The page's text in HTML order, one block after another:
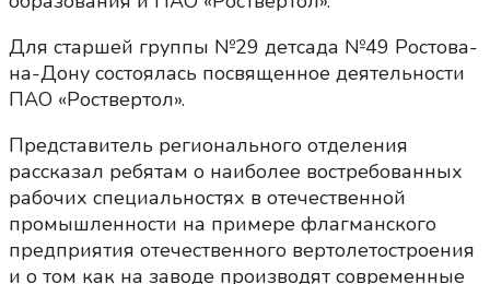
Для старшей группы №29 детсада №49 Ростова-
на-Дону состоялась посвященное деятельности
ПАО «Роствертол».
Представитель регионального отделения
рассказал ребятам о наиболее востребованных
рабочих специальностях в отечественной
промышленности на примере флагманского
предприятия отечественного вертолетостроения
и о том как на заводе производят современные